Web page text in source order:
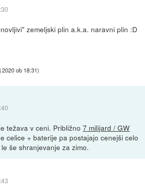
zemeljski plin a.k.a. naravni plin :D
2020 ob 18:31)
težava v ceni. Približno7 milijard / GW
celice + baterije pa postajajo cenejši celo
še shranjevanje za zimo.